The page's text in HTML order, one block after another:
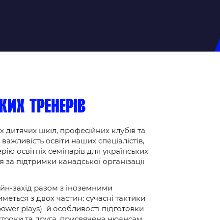
Збірної
Матчів
(ж)
Збірної
Штаб
тренерів
шкіл, професійних клубів та
освіти наших спеціалістів,
освітніх семінарів для українських
підтримки канадської організації
захід разом з іноземними
з двох частин: сучасні тактики
plays) й особливості підготовки